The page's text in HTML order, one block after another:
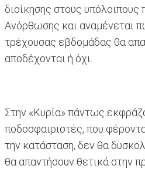
διοίκησης στους υπόλοιπους
Ανόρθωσης και αναμένεται
τρέχουσας εβδομάδας θα
αποδέχονται ή όχι.
Στην «Κυρία» πάντως
ποδοσφαιριστές, που
την κατάσταση, δεν θα
θα απαντήσουν θετικά στην